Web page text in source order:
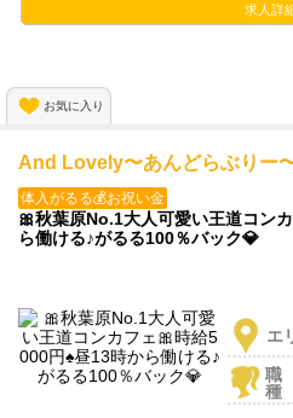
求人詳
お気に入り
And Lovely〜あんどらぶりー
体入がるる💰お祝い金
🎀秋葉原No.1大人可愛い王道コン
ら働ける♪がるる100％バック💎
エ
職
種